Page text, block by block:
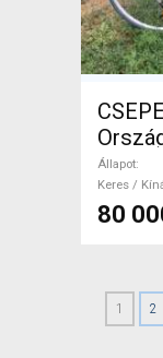
Állapot
Keres /
80
1 2